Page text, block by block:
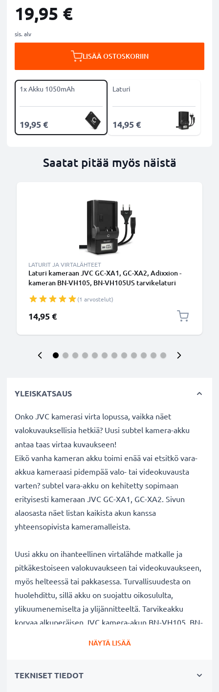
19,95 €
sis. alv
LISÄÄ OSTOSKORIIN
1x Akku 1050mAh
19,95 €
Laturi
14,95 €
Saatat pitää myös näistä
LATURIT JA VIRTALÄHTEET
Laturi kameraan JVC GC-XA1, GC-XA2, Adixxion -
kameran BN-VH105, BN-VH105US tarvikelaturi
(1 arvostelut)
14,95 €
YLEISKATSAUS
Onko JVC kamerasi virta lopussa, vaikka näet
valokuvauksellisia hetkiä? Uusi subtel kamera-akku
antaa taas virtaa kuvaukseen!
Eikö vanha kameran akku toimi enää vai etsitkö vara-
akkua kameraasi pidempää valo- tai videokuvausta
varten? subtel vara-akku on kehitetty sopimaan
erityisesti kameraan JVC GC-XA1, GC-XA2. Sivun
alaosasta näet listan kaikista akun kanssa
yhteensopivista kameramalleista.
Uusi akku on ihanteellinen virtalähde matkalle ja
pitkäkestoiseen valokuvaukseen tai videokuvaukseen,
myös helteessä tai pakkasessa. Turvallisuudesta on
huolehdittu, sillä akku on suojattu oikosululta,
ylikuumenemiselta ja ylijännitteeltä. Tarvikeakku
korvaa alkuperäisen JVC kamera-akun BN-VH105, BN-
JVC GC-XA1, GC-XA2 kameran vaihtoakku:
NÄYTÄ LISÄÄ
TEKNISET TIEDOT